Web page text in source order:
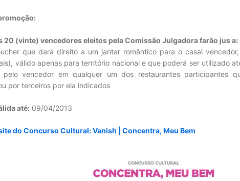
20 (vinte) vencedores eleitos pela Comissão Julgadora farão jus a:
que dará direito a um jantar romântico para o casal
válido apenas para território nacional e que poderá ser utilizado
pelo vencedor em qualquer um dos restaurantes participantes
por terceiros por ela indicados
até: 09/04/2013
do Concurso Cultural: Vanish | Concentra, Meu Bem